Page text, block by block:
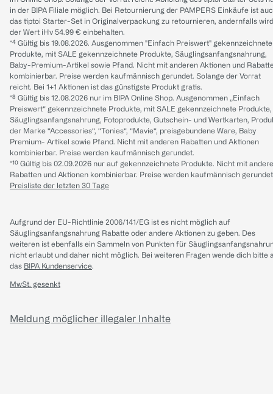
in der BIPA Filiale möglich. Bei Retournierung der PAMPERS Einkäufe ist
das tiptoi Starter-Set in Originalverpackung zu retournieren, andernfalls wird
der Wert iHv 54.99 € einbehalten.
*⁴ Gültig bis 19.08.2026. Ausgenommen "Einfach Preiswert" gekennzeichnete
Produkte, mit SALE gekennzeichnete Produkte, Säuglingsanfangsnahrung,
Baby-Premium-Artikel sowie Pfand. Nicht mit anderen Aktionen und
kombinierbar. Preise werden kaufmännisch gerundet. Solange der Vorrat
reicht. Bei 1+1 Aktionen ist das günstigste Produkt gratis.
*⁸ Gültig bis 12.08.2026 nur im BIPA Online Shop. Ausgenommen „Einfach
Preiswert“ gekennzeichnete Produkte, mit SALE gekennzeichnete Produkte,
Säuglingsanfangsnahrung, Fotoprodukte, Gutschein- und Wertkarten,
der Marke “Accessories“, “Tonies“, “Mavie“, preisgebundene Ware, Baby
Premium- Artikel sowie Pfand. Nicht mit anderen Rabatten und Aktionen
kombinierbar. Preise werden kaufmännisch gerundet.
*¹⁰ Gültig bis 02.09.2026 nur auf gekennzeichnete Produkte. Nicht mit
Rabatten und Aktionen kombinierbar. Preise werden kaufmännisch
Preisliste der letzten 30 Tage
Aufgrund der EU-Richtlinie 2006/141/EG ist es nicht möglich auf
Säuglingsanfangsnahrung Rabatte oder andere Aktionen zu geben. Des
weiteren ist ebenfalls ein Sammeln von Punkten für
nicht erlaubt und daher nicht möglich. Bei weiteren Fragen wende dich bitte
das BIPA Kundenservice.
MwSt. gesenkt
Meldung möglicher illegaler Inhalte